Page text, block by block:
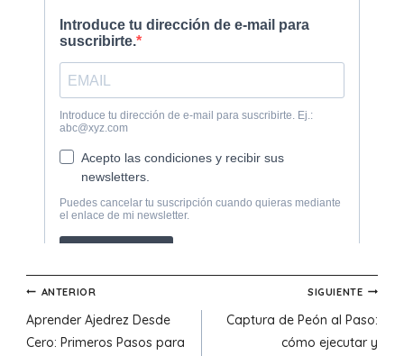
Navegación
de
ANTERIOR
Aprender Ajedrez Desde
Cero: Primeros Pasos para
SIGUIENTE
Captura de Peón al Paso:
cómo ejecutar y